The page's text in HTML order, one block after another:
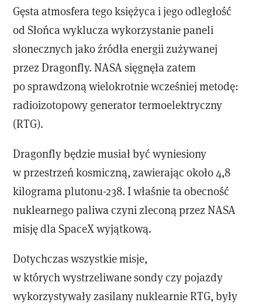
Gęsta atmosfera tego księżyca i jego odległość
od Słońca wyklucza wykorzystanie paneli
słonecznych jako źródła energii zużywanej
przez Dragonfly. NASA sięgnęła zatem
po sprawdzoną wielokrotnie wcześniej metodę:
radioizotopowy generator termoelektryczny
(RTG).
Dragonfly będzie musiał być wyniesiony
w przestrzeń kosmiczną, zawierając około 4,8
kilograma plutonu-238. I właśnie ta obecność
nuklearnego paliwa czyni zleconą przez NASA
misję dla SpaceX wyjątkową.
Dotychczas wszystkie misje,
w których wystrzeliwane sondy czy pojazdy
wykorzystywały zasilany nuklearnie RTG, były